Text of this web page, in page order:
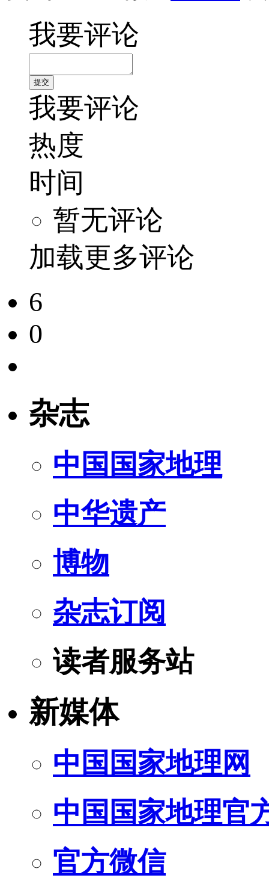
我要评论
我要评论
热度
时间
暂无评论
加载更多评论
6
0
杂志
中国国家地理
中华遗产
博物
杂志订阅
读者服务站
新媒体
中国国家地理网
中国国家地理官
官方微信